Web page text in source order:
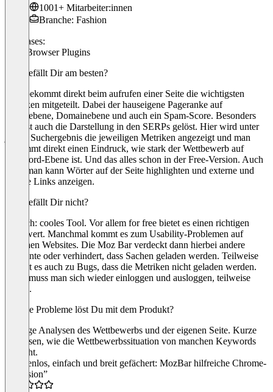
1001+ Mitarbeiter:innen
Branche: Fashion
Use cases:
SEO Browser Plugins
Was gefällt Dir am besten?
Man bekommt direkt beim aufrufen einer Seite die wichtigsten
Metriken mitgeteilt. Dabei der hauseigene Pageranke auf
Seitenebene, Domainebene und auch ein Spam-Score. Besonders
cool ist auch die Darstellung in den SERPs gelöst. Hier wird unter
jedem Suchergebnis die jeweiligen Metriken angezeigt und man
bekommt direkt einen Eindruck, wie stark der Wettbewerb auf
Keyword-Ebene ist. Und das alles schon in der Free-Version. Auch
cool: man kann Wörter auf der Seite highlighten und externe und
interne Links anzeigen.
Was gefällt Dir nicht?
An sich: cooles Tool. Vor allem for free bietet es einen richtigen
Mehrwert. Manchmal kommt es zum Usability-Problemen auf
manchen Websites. Die Moz Bar verdeckt dann hierbei andere
Elemente oder verhindert, dass Sachen geladen werden. Teilweise
kommt es auch zu Bugs, dass die Metriken nicht geladen werden.
Dann muss man sich wieder einloggen und ausloggen, teilweise
nervig.
Welche Probleme löst Du mit dem Produkt?
Offpage Analysen des Wettbewerbs und der eigenen Seite. Kurze
Analysen, wie die Wettbewerbssituation von manchen Keywords
aussieht.
“Kostenlos, einfach und breit gefächert: MozBar hilfreiche Chrome-
Extension”